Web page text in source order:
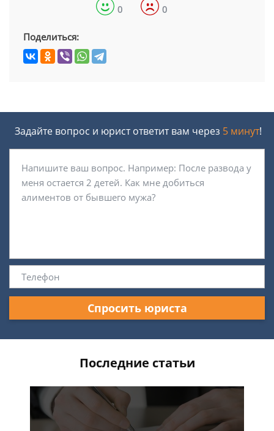
0 0
Поделиться:
Задайте вопрос и юрист ответит вам через 5 минут!
Спросить юриста
Последние статьи